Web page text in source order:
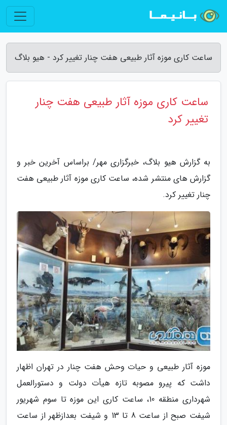
ساعت کاری موزه آثار طبیعی هفت چنار تغییر کرد - هیو بلاگ
ساعت کاری موزه آثار طبیعی هفت چنار
تغییر کرد
به گزارش هیو بلاگ، خبرگزاری مهر/ براساس آخرین خبر و
گزارش های منتشر شده، ساعت کاری موزه آثار طبیعی هفت
چنار تغییر کرد.
موزه آثار طبیعی و حیات وحش هفت چنار در تهران اظهار
داشت که پیرو مصوبه تازه هیأت دولت و دستورالعمل
شهرداری منطقه 10، ساعت کاری این موزه تا سوم شهریور
شیفت صبح از ساعت 8 تا 13 و شیفت بعدازظهر از ساعت